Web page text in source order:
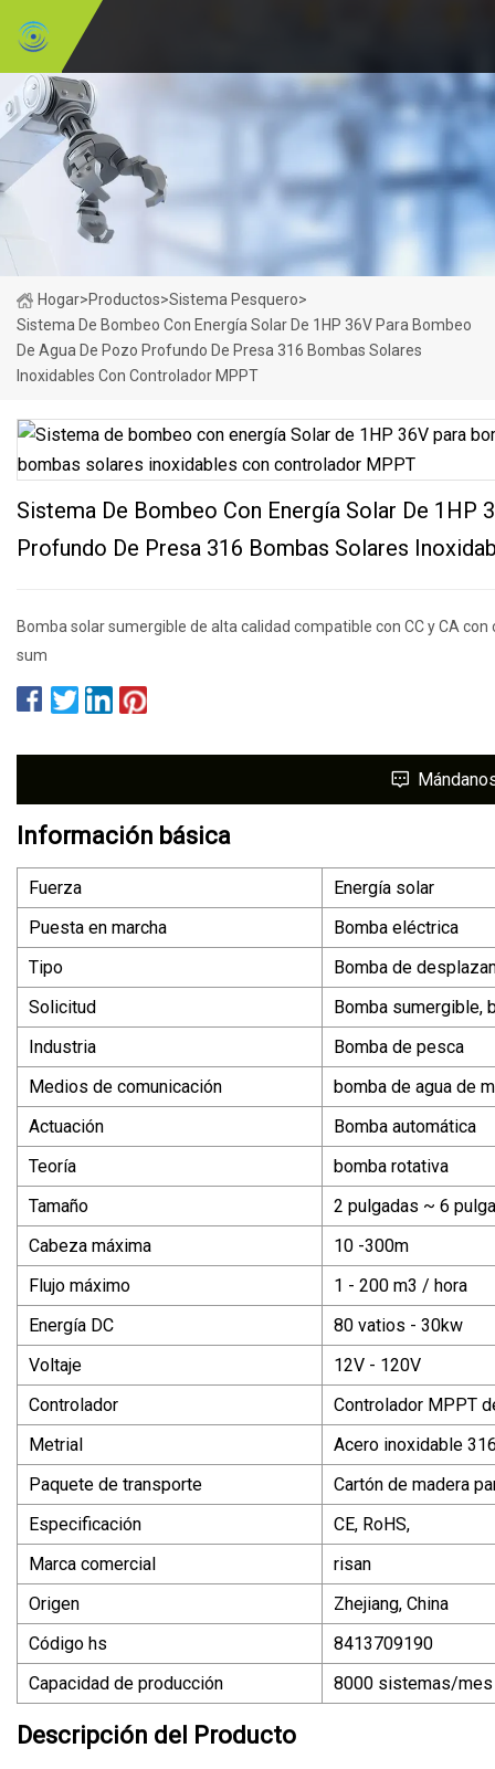
Hogar>Productos>Sistema Pesquero>
Sistema De Bombeo Con Energía Solar De 1HP 36V Para Bombeo
De Agua De Pozo Profundo De Presa 316 Bombas Solares
Inoxidables Con Controlador MPPT
Sistema De Bombeo Con Energía Solar De 1HP
Profundo De Presa 316 Bombas Solares
Bomba solar sumergible de alta calidad compatible con CC y CA
sum
Información básica
Fuerza
Energía solar
Puesta en marcha
Bomba eléctrica
Tipo
Bomba de
Solicitud
Bomba sumergible,
Industria
Bomba de pesca
Medios de comunicación
bomba de agua de
Actuación
Bomba automática
Teoría
bomba rotativa
Tamaño
2 pulgadas ~ 6
Cabeza máxima
10 -300m
Flujo máximo
1 - 200 m3 / hora
Energía DC
80 vatios - 30kw
Voltaje
12V - 120V
Controlador
Controlador MPPT
Metrial
Acero inoxidable
Paquete de transporte
Cartón de madera
Especificación
CE, RoHS,
Marca comercial
risan
Origen
Zhejiang, China
Código hs
8413709190
Capacidad de producción
8000 sistemas/mes
Descripción del Producto